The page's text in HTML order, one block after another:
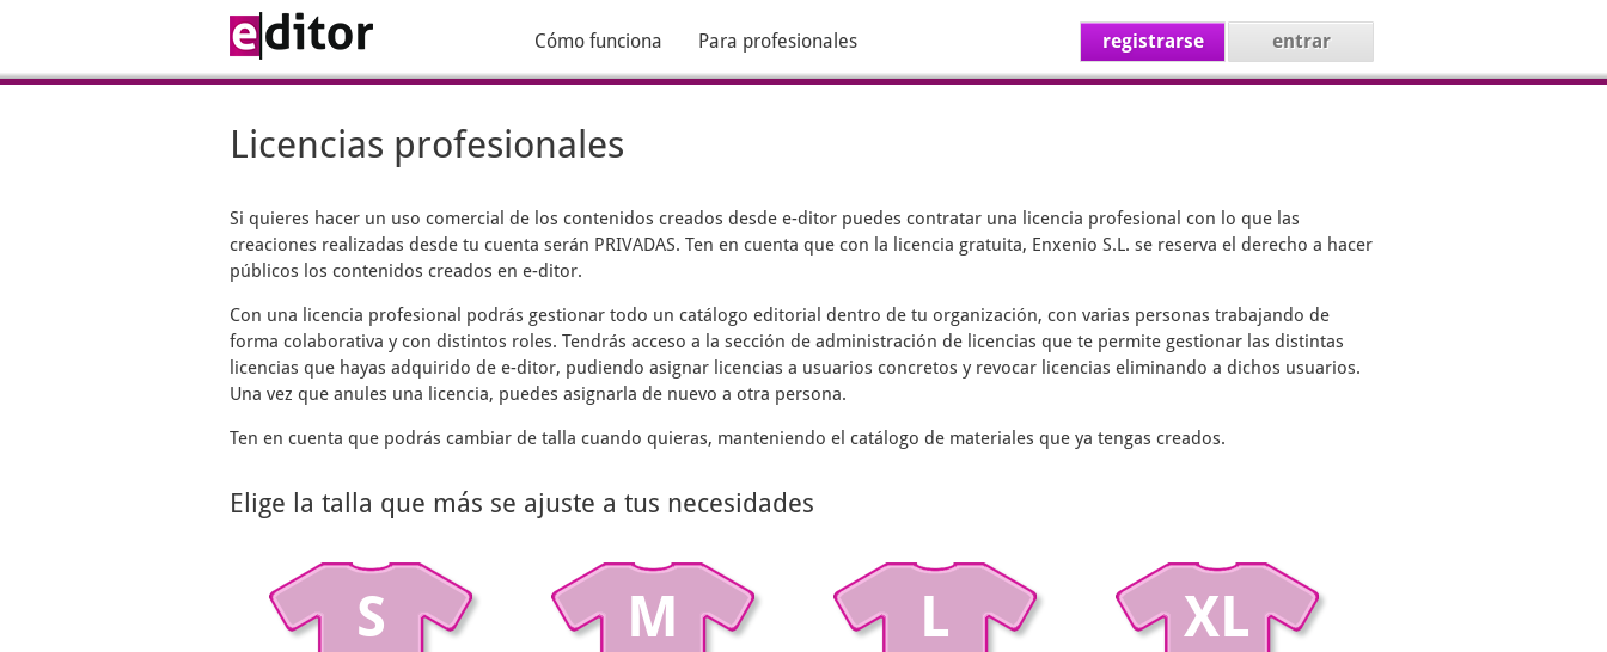
Cómo funciona Para profesionales registrarse entrar
Licencias profesionales
Si quieres hacer un uso comercial de los contenidos creados desde e-ditor puedes contratar una licencia profesional con lo que las
creaciones realizadas desde tu cuenta serán PRIVADAS. Ten en cuenta que con la licencia gratuita, Enxenio S.L. se reserva el derecho a hacer
públicos los contenidos creados en e-ditor.
Con una licencia profesional podrás gestionar todo un catálogo editorial dentro de tu organización, con varias personas trabajando de
forma colaborativa y con distintos roles. Tendrás acceso a la sección de administración de licencias que te permite gestionar las distintas
licencias que hayas adquirido de e-ditor, pudiendo asignar licencias a usuarios concretos y revocar licencias eliminando a dichos usuarios.
Una vez que anules una licencia, puedes asignarla de nuevo a otra persona.
Ten en cuenta que podrás cambiar de talla cuando quieras, manteniendo el catálogo de materiales que ya tengas creados.
Elige la talla que más se ajuste a tus necesidades
S M L XL